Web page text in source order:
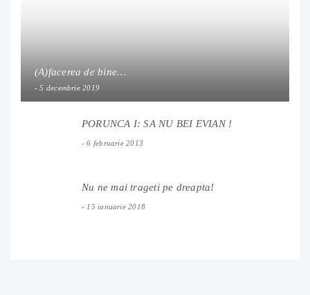
(A)facerea de bine…
5 decembrie 2019
PORUNCA I: SA NU BEI EVIAN !
6 februarie 2013
Nu ne mai trageti pe dreapta!
15 ianuarie 2018